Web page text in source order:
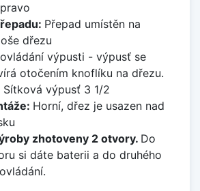
Přepad umístěn na
dřezu
výpusti - výpusť se
otočením knoflíku na dřezu.
Sítková výpusť 3 1/2
Horní, dřez je usazen nad
zhotoveny 2 otvory. Do
si dáte baterii a do druhého